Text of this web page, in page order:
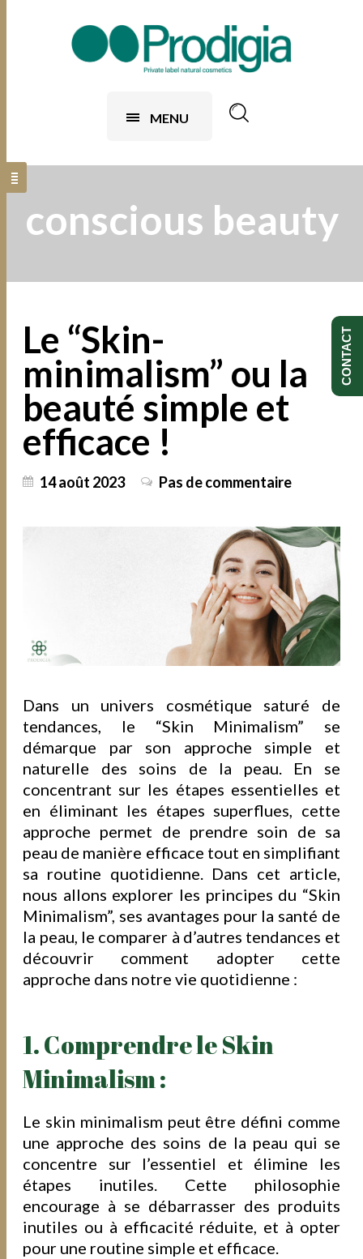
MENU
conscious beauty
Le “Skin-
minimalism” ou la
beauté simple et
efficace !
14 août 2023 Pas de commentaire
Dans un univers cosmétique saturé de
tendances, le “Skin Minimalism” se
démarque par son approche simple et
naturelle des soins de la peau. En se
concentrant sur les étapes essentielles et
en éliminant les étapes superflues, cette
approche permet de prendre soin de sa
peau de manière efficace tout en simplifiant
sa routine quotidienne. Dans cet article,
nous allons explorer les principes du “Skin
Minimalism”, ses avantages pour la santé de
la peau, le comparer à d’autres tendances et
découvrir comment adopter cette
approche dans notre vie quotidienne :
1. Comprendre le Skin
Minimalism :
Le skin minimalism peut être défini comme
une approche des soins de la peau qui se
concentre sur l’essentiel et élimine les
étapes inutiles. Cette philosophie
encourage à se débarrasser des produits
inutiles ou à efficacité réduite, et à opter
pour une routine simple et efficace.
CONTACT